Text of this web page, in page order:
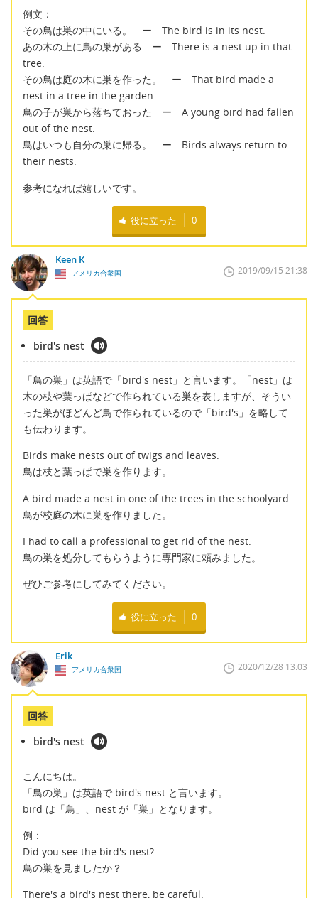
例文：
その鳥は巣の中にいる。 ー The bird is in its nest.
あの木の上に鳥の巣がある ー There is a nest up in that
tree.
その鳥は庭の木に巣を作った。 ー That bird made a
nest in a tree in the garden.
鳥の子が巣から落ちておった ー A young bird had fallen
out of the nest.
鳥はいつも自分の巣に帰る。 ー Birds always return to
their nests.
参考になれば嬉しいです。
役に立った 0
Keen K
アメリカ合衆国 2019/09/15 21:38
回答
bird's nest
「鳥の巣」は英語で「bird's nest」と言います。「nest」は
木の枝や葉っぱなどで作られている巣を表しますが、そうい
った巣がほどんど鳥で作られているので「bird's」を略して
も伝わります。
Birds make nests out of twigs and leaves.
鳥は枝と葉っぱで巣を作ります。
A bird made a nest in one of the trees in the schoolyard.
鳥が校庭の木に巣を作りました。
I had to call a professional to get rid of the nest.
鳥の巣を処分してもらうように専門家に頼みました。
ぜひご参考にしてみてください。
役に立った 0
Erik
アメリカ合衆国 2020/12/28 13:03
回答
bird's nest
こんにちは。
「鳥の巣」は英語で bird's nest と言います。
bird は「鳥」、nest が「巣」となります。
例：
Did you see the bird's nest?
鳥の巣を見ましたか？
There's a bird's nest there, be careful.